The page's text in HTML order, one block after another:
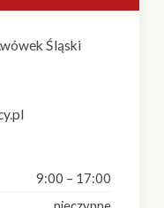
Śląski
9:00 – 17:00